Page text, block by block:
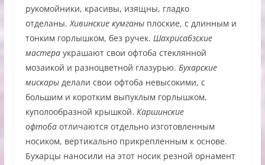
рукомойники, красивы, изящны, гладко
отделаны. Хивинские кумганыплоские, с длинным и
тонким горлышком, без ручек. Шахрисабзские
мастераукрашают свои офтоба стеклянной
мозаикой и разноцветной глазурью. Бухарские
мискарыделали свои офтоба невысокими, с
большим и коротким выпуклым горлышком,
куполообразной крышкой. Каршинские
офтобаотличаются отдельно изготовленным
носиком, вертикально прикрепленным к основе.
Бухарцы наносили на этот носик резной орнамент